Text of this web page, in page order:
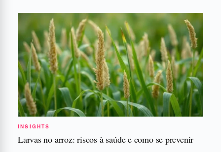
INSIGHTS
Larvas no arroz: riscos à saúde e como se prevenir